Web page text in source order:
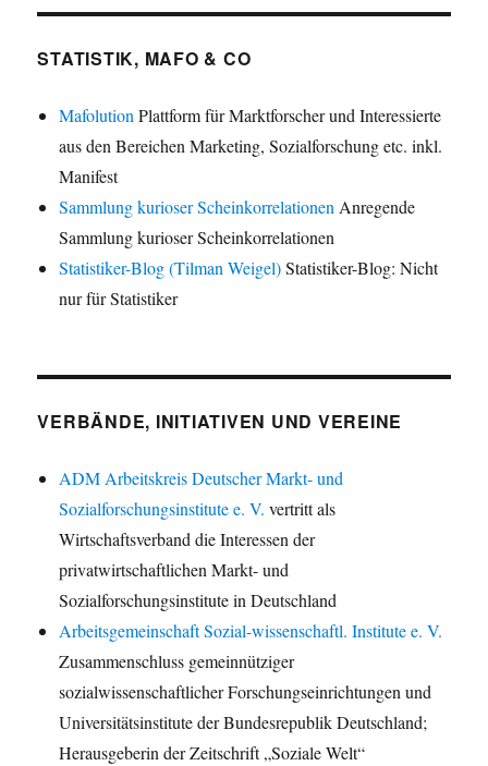
STATISTIK, MAFO & CO
Mafolution Plattform für Marktforscher und Interessierte
aus den Bereichen Marketing, Sozialforschung etc. inkl.
Manifest
Sammlung kurioser Scheinkorrelationen Anregende
Sammlung kurioser Scheinkorrelationen
Statistiker-Blog (Tilman Weigel)Statistiker-Blog: Nicht
nur für Statistiker
VERBÄNDE, INITIATIVEN UND VEREINE
ADM Arbeitskreis Deutscher Markt- und
Sozialforschungsinstitute e. V. vertritt als
Wirtschaftsverband die Interessen der
privatwirtschaftlichen Markt- und
Sozialforschungsinstitute in Deutschland
Arbeitsgemeinschaft Sozial-wissenschaftl. Institute e. V.
Zusammenschluss gemeinnütziger
sozialwissenschaftlicher Forschungseinrichtungen und
Universitätsinstitute der Bundesrepublik Deutschland;
Herausgeberin der Zeitschrift „Soziale Welt“